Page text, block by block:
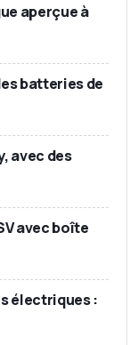
aperçue à
batteries de
avec des
avec boîte
électriques :